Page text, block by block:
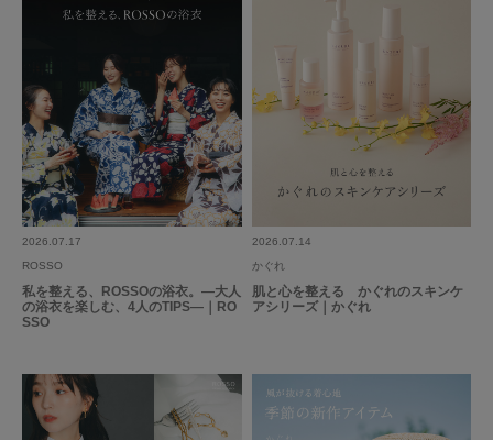
2026.07.17
ROSSO
私を整える、ROSSOの浴衣。―大人
の浴衣を楽しむ、4人のTIPS―｜RO
SSO
2026.07.14
かぐれ
肌と心を整える かぐれのスキンケ
アシリーズ｜かぐれ